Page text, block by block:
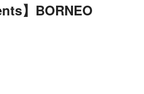
】BORNEO